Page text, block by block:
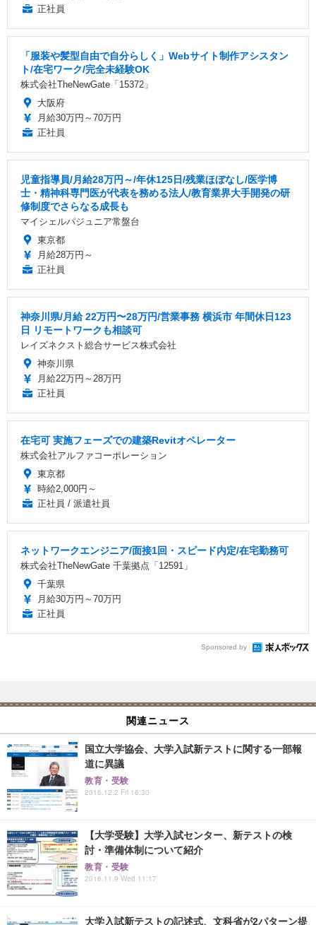
正社員
「服装や髪型自由で自分らしく」Webサイト制作アシスタン
ト/在宅ワーク/完全未経験OK
株式会社TheNewGate「15372」
大阪府
月給30万円～70万円
正社員
児童指導員/月給28万円～/年休125日/残業ほぼなし/医学博
士・精神科専門医が代表を務める法人/教育業界大手開発の研
修制度でさらなる成長も
マイシェルパジュニア常盤台
東京都
月給28万円～
正社員
神奈川県/月給 22万円〜28万円/営業事務 横浜市 年間休日123
日 リモートワークも相談可
レイズネクスト総合サービス株式会社
神奈川県
月給22万円～28万円
正社員
在宅可 実施フェーズでの建築Revitオペレーター
株式会社アルファコーポレーション
東京都
時給2,000円～
正社員 / 派遣社員
ネットワークエンジニア/面接1回・スピード内定/在宅勤務可
株式会社TheNewGate 千葉拠点「12591」
千葉県
月給30万円～70万円
正社員
Sponsored by
関連ニュース
国立大学協会、大学入試新テストに関する一部報
道に異議
教育・受験
2016.12.2 Fri 16:30
【大学受験】大学入試センター、新テストの検
討・準備体制について紹介
教育・受験
2016.11.9 Wed 11:17
大学入試新テストの記述式、文科省が2パターン提